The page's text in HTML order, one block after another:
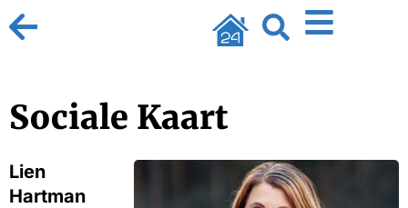
Sociale Kaart
Lien
Hartman